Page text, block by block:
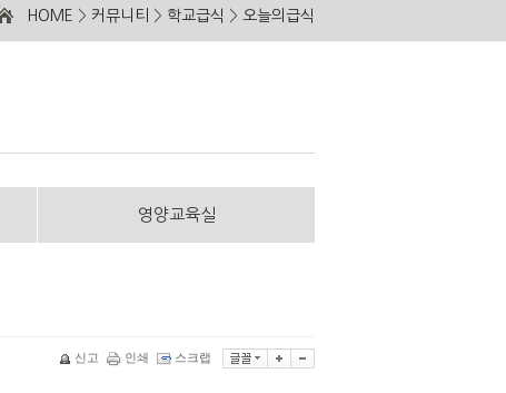
HOME > 커뮤니티 > 학교급식 > 오늘의급식
영양교육실
신고 인쇄 스크랩